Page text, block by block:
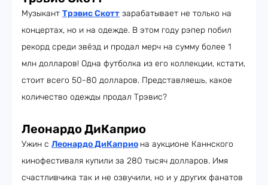
Музыкант Трэвис Скотт зарабатывает не только на
концертах, но и на одежде. В этом году рэпер побил
рекорд среди звёзд и продал мерч на сумму более 1
млн долларов! Одна футболка из его коллекции, кстати,
стоит всего 50-80 долларов. Представляешь, какое
количество одежды продал Трэвис?
Леонардо ДиКаприо
Ужин с Леонардо ДиКаприо на аукционе Каннского
кинофестиваля купили за 280 тысяч долларов. Имя
счастливчика так и не озвучили, но и у других фанатов